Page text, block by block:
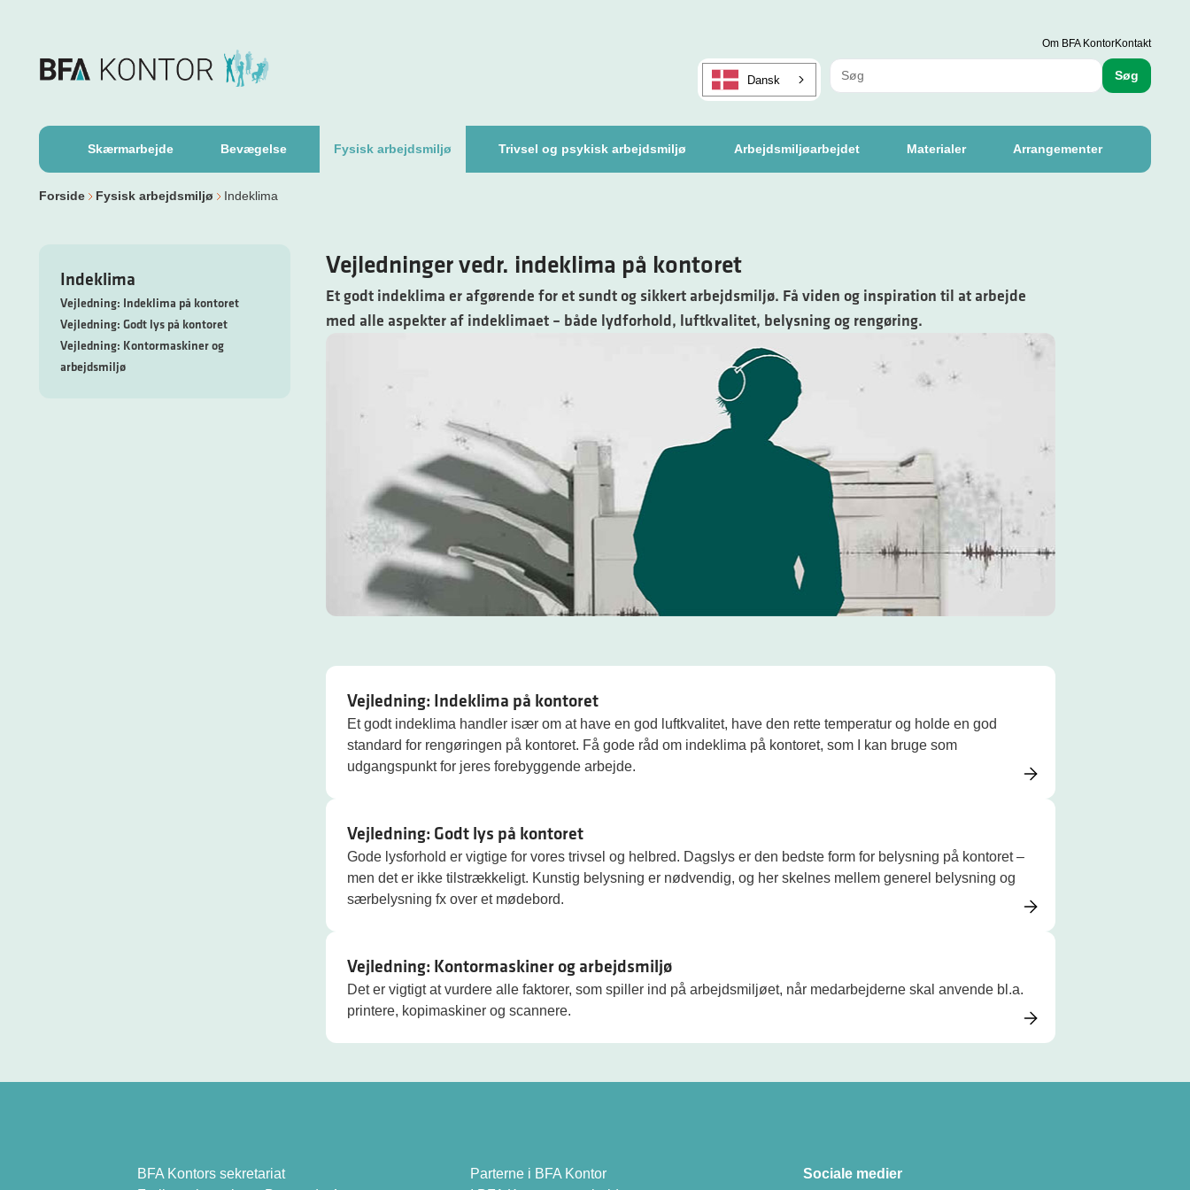
Om BFA KontorKontakt
Dansk Søg
Skærmarbejde Bevægelse Fysisk arbejdsmiljø Trivsel og psykisk arbejdsmiljø Arbejdsmiljøarbejdet Materialer Arrangementer
Forside Fysisk arbejdsmiljø Indeklima
Indeklima
Vejledning: Indeklima på kontoret
Vejledning: Godt lys på kontoret
Vejledning: Kontormaskiner og
arbejdsmiljø
Vejledninger vedr. indeklima på kontoret
Et godt indeklima er afgørende for et sundt og sikkert arbejdsmiljø. Få viden og inspiration til at arbejde
med alle aspekter af indeklimaet – både lydforhold, luftkvalitet, belysning og rengøring.
Vejledning: Indeklima på kontoret
Et godt indeklima handler især om at have en god luftkvalitet, have den rette temperatur og holde en god
standard for rengøringen på kontoret. Få gode råd om indeklima på kontoret, som I kan bruge som
udgangspunkt for jeres forebyggende arbejde.
Vejledning: Godt lys på kontoret
Gode lysforhold er vigtige for vores trivsel og helbred. Dagslys er den bedste form for belysning på kontoret –
men det er ikke tilstrækkeligt. Kunstig belysning er nødvendig, og her skelnes mellem generel belysning og
særbelysning fx over et mødebord.
Vejledning: Kontormaskiner og arbejdsmiljø
Det er vigtigt at vurdere alle faktorer, som spiller ind på arbejdsmiljøet, når medarbejderne skal anvende bl.a.
printere, kopimaskiner og scannere.
BFA Kontors sekretariat
Parterne i BFA Kontor
Sociale medier